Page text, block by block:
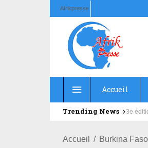
Afrikpresse
Accueil
Trending News
Accueil Burkina Faso